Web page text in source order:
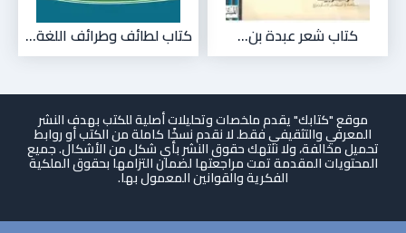
كتاب شعر عبدة بن... كتاب لطائف وطرائف اللغة...
موقع "كتابك" يقدم ملخصات وتحليلات أصلية للكتب بهدف النشر
المعرفي والتثقيفي فقط. لا نقدم نسخًا كاملة من الكتب أو روابط
تحميل مخالفة، ولا ننتهك حقوق النشر بأي شكل من الأشكال. جميع
المحتويات المقدمة تمت مراجعتها لضمان التزامها بحقوق الملكية
الفكرية والقوانين المعمول بها.